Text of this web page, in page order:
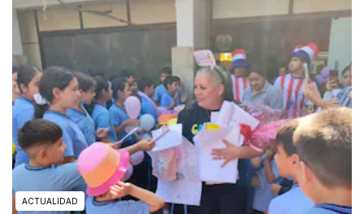
ACTUALIDAD